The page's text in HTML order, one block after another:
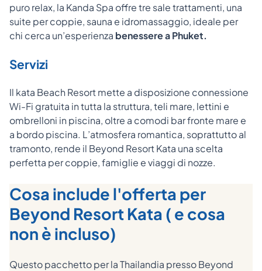
puro relax, la Kanda Spa offre tre sale trattamenti, una
suite per coppie, sauna e idromassaggio, ideale per
chi cerca un’esperienza benessere a Phuket.
Servizi
Il kata Beach Resort mette a disposizione connessione
Wi-Fi gratuita in tutta la struttura, teli mare, lettini e
ombrelloni in piscina, oltre a comodi bar fronte mare e
a bordo piscina. L’atmosfera romantica, soprattutto al
tramonto, rende il Beyond Resort Kata una scelta
perfetta per coppie, famiglie e viaggi di nozze.
Cosa include l'offerta per
Beyond Resort Kata ( e cosa
non è incluso)
Questo pacchetto per la Thailandia presso Beyond